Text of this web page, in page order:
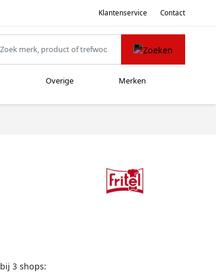
Klantenservice Contact
Overige Merken
bij 3 shops: